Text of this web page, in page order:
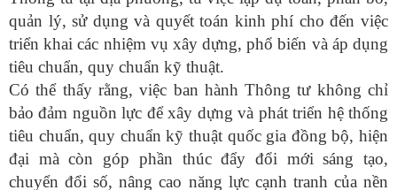
quản lý, sử dụng và quyết toán kinh phí cho đến việc
triển khai các nhiệm vụ xây dựng, phổ biến và áp dụng
tiêu chuẩn, quy chuẩn kỹ thuật.
Có thể thấy rằng,việc ban hành Thông tư không chỉ
bảo đảm nguồn lực để xây dựng và phát triển hệ thống
tiêu chuẩn, quy chuẩn kỹ thuật quốc gia đồng bộ, hiện
đại mà còn góp phần thúc đẩy đổi mới sáng tạo,
chuyển đổi số, nâng cao năng lực cạnh tranh của nền